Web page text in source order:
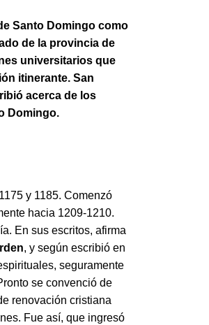
Santo Domingo como
de la provincia de
universitarios que
itinerante. San
acerca de los
Domingo.
y 1185. Comenzó
hacia 1209-1210.
En sus escritos, afirma
, y según escribió en
seguramente
se convenció de
renovación cristiana
Fue así, que ingresó